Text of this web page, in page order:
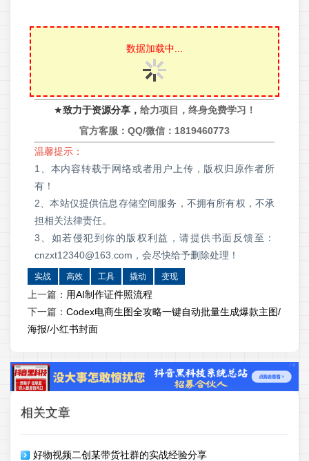
数据加载中...
★致力于资源分享， 给力项目，终身免费学习！
官方客服：QQ/微信： 1819460773
温馨提示：
1、本内容转载于网络或者用户上传，版权归原作者所
有！
2、本站仅提供信息存储空间服务，不拥有所有权，不承
担相关法律责任。
3、如若侵犯到你的版权利益，请提供书面反馈至：
cnzxt12340@163.com，会尽快给予删除处理！
实战 高效 工具 撬动 变现
上一篇： 用AI制作证件照流程
下一篇： Codex电商生图全攻略一键自动批量生成爆款主图/
海报/小红书封面
相关文章
好物视频二创某带货社群的实战经验分享